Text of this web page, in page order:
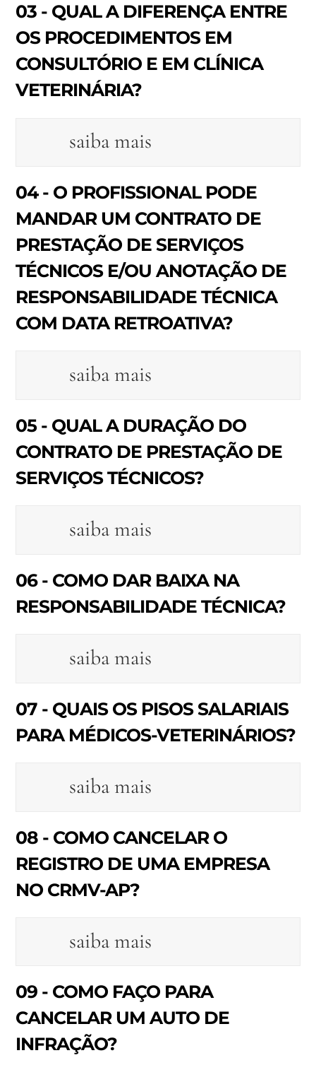
03 - QUAL A DIFERENÇA ENTRE
OS PROCEDIMENTOS EM
CONSULTÓRIO E EM CLÍNICA
VETERINÁRIA?
saiba mais
04 - O PROFISSIONAL PODE
MANDAR UM CONTRATO DE
PRESTAÇÃO DE SERVIÇOS
TÉCNICOS E/OU ANOTAÇÃO DE
RESPONSABILIDADE TÉCNICA
COM DATA RETROATIVA?
saiba mais
05 - QUAL A DURAÇÃO DO
CONTRATO DE PRESTAÇÃO DE
SERVIÇOS TÉCNICOS?
saiba mais
06 - COMO DAR BAIXA NA
RESPONSABILIDADE TÉCNICA?
saiba mais
07 - QUAIS OS PISOS SALARIAIS
PARA MÉDICOS-VETERINÁRIOS?
saiba mais
08 - COMO CANCELAR O
REGISTRO DE UMA EMPRESA
NO CRMV-AP?
saiba mais
09 - COMO FAÇO PARA
CANCELAR UM AUTO DE
INFRAÇÃO?